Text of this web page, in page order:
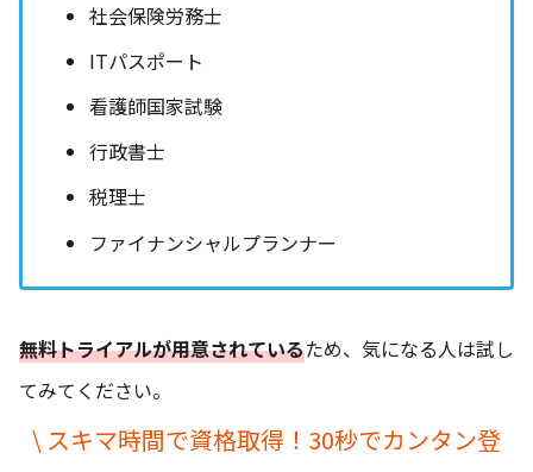
社会保険労務士
ITパスポート
看護師国家試験
行政書士
税理士
ファイナンシャルプランナー
無料トライアルが用意されているため、気になる人は試し
てみてください。
\ スキマ時間で資格取得！30秒でカンタン登